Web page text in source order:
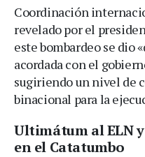
Coordinación
revelado por el
este bombardeo se dio
acordada con el
sugiriendo un nivel de
binacional para la
Ultimátum al ELN
en el Catatumbo